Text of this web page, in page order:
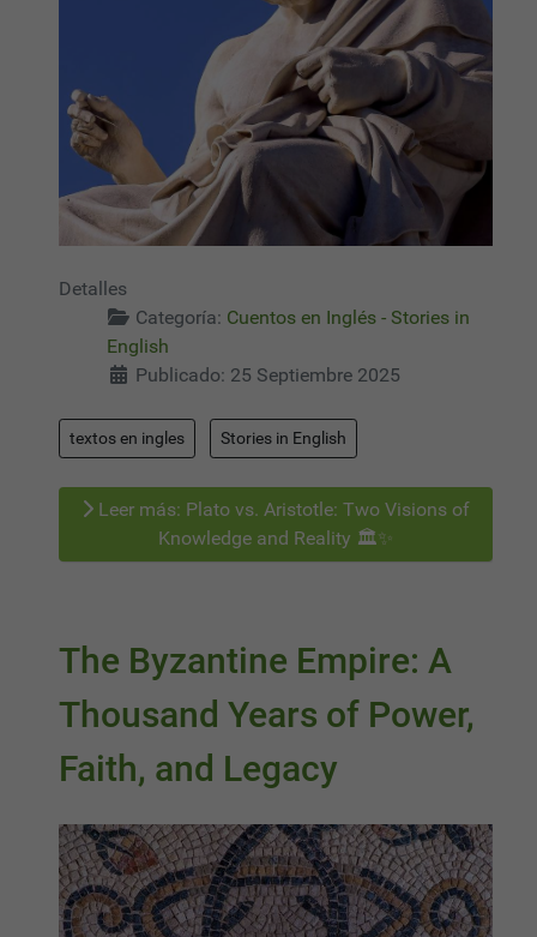
Detalles
Categoría: Cuentos en Inglés - Stories in
English
Publicado: 25 Septiembre 2025
textos en ingles Stories in English
Leer más: Plato vs. Aristotle: Two Visions of
Knowledge and Reality 🏛️✨
The Byzantine Empire: A
Thousand Years of Power,
Faith, and Legacy